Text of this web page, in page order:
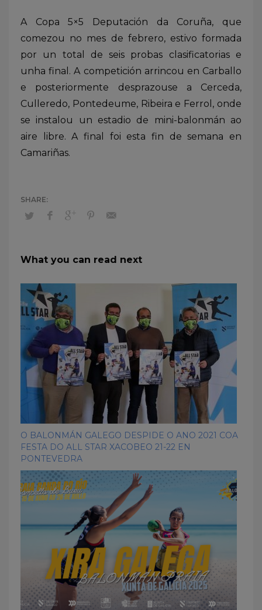
A Copa 5×5 Deputación da Coruña, que
comezou no mes de febrero, estivo formada
por un total de seis probas clasificatorias e
unha final. A competición arrincou en Carballo
e posteriormente desprazouse a Cerceda,
Culleredo, Pontedeume, Ribeira e Ferrol, onde
se instalou un estadio de mini-balonmán ao
aire libre. A final foi esta fin de semana en
Camariñas.
What you can read next
O BALONMÁN GALEGO DESPIDE O ANO 2021 COA
FESTA DO ALL STAR XACOBEO 21-22 EN
PONTEVEDRA